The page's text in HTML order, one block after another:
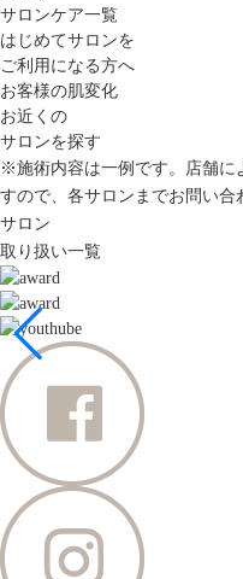
サロンケア一覧
はじめてサロンを
ご利用になる方へ
お客様の肌変化
お近くの
サロンを探す
※施術内容は一例です。店舗に
すので、各サロンまでお問い合
サロン
取り扱い一覧